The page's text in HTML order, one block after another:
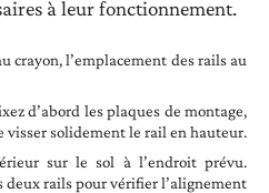
à leur fonctionnement.
crayon, l’emplacement des rails au
d’abord les plaques de montage,
visser solidement le rail en hauteur.
sur le sol à l’endroit prévu.
deux rails pour vérifier l’alignement